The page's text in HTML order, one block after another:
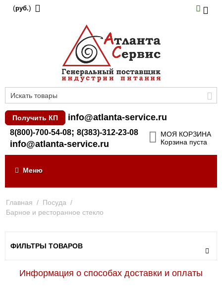
(руб.)
Получить КП info@atlanta-service.ru
8(800)-700-54-08; 8(383)-312-23-08
info@atlanta-service.ru
МОЯ КОРЗИНА
Корзина пуста
Меню
Главная / Посуда /
Барное и ресторанное стекло
ФИЛЬТРЫ ТОВАРОВ
Информация о способах доставки и оплаты